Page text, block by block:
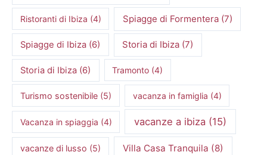
Ristoranti di Ibiza (4) Spiagge di Formentera(7)
Spiagge di Ibiza (6) Storia di Ibiza (7)
Storia di Ibiza (6) Tramonto (4)
Turismo sostenibile(5) vacanza in famiglia (4)
Vacanza in spiaggia (4) vacanze a ibiza (15)
vacanze di lusso (5) Villa Casa Tranquila (8)